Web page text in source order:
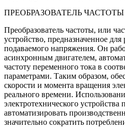
ПРЕОБРАЗОВАТЕЛЬ ЧАСТОТЫ
Преобразователь частоты, или
устройство, предназначенное
подаваемого напряжения. Он
асинхронным двигателем,
частоту переменного тока в
параметрами. Таким образом,
скорости и момента вращения
реального времени.
электротехнического устройства
автоматизировать
значительно сократить